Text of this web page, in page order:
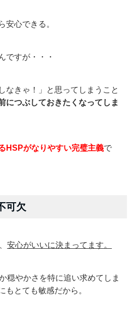
安心できる。
ですが・・・
なきゃ！」と思ってしまうこと
につぶしておきたくなってしま
HSPがなりやすい完璧主義で
可欠
安心がいいに決まってます。
穏やかさを特に追い求めてしま
もとても敏感だから。